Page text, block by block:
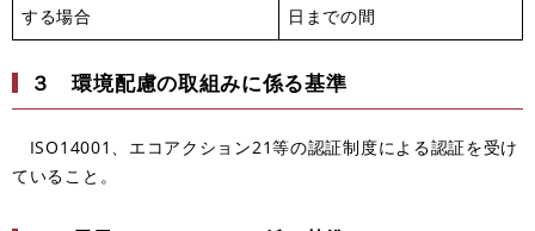
する場合
日までの間
３ 環境配慮の取組みに係る基準
ISO14001、エコアクション21等の認証制度による認証を受け
ていること。